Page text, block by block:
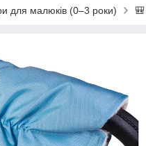
для малюків (0–3 роки) 🎒